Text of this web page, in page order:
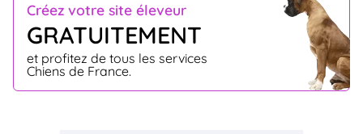
Créez votre site éleveur
GRATUITEMENT
et profitez de tous les services
Chiens de France.